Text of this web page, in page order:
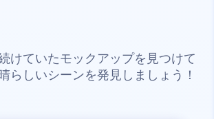
けていたモックアップを見つけて
らしいシーンを発見しましょう！